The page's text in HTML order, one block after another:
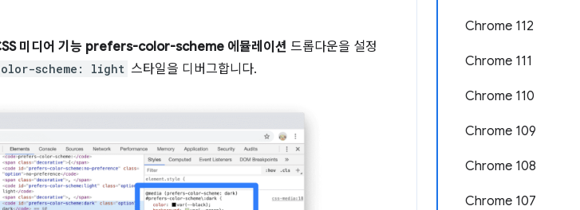
Chrome 112
Chrome 111
Chrome 110
Chrome 109
Chrome 108
Chrome 107
미디어 기능 prefers-color-scheme 에뮬레이션 드롭다운을 설정
scheme: light 스타일을 디버그합니다.